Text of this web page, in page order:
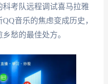
科考队远程调试喜马拉雅
音乐的焦虑变成历史，
愁的最佳处方。